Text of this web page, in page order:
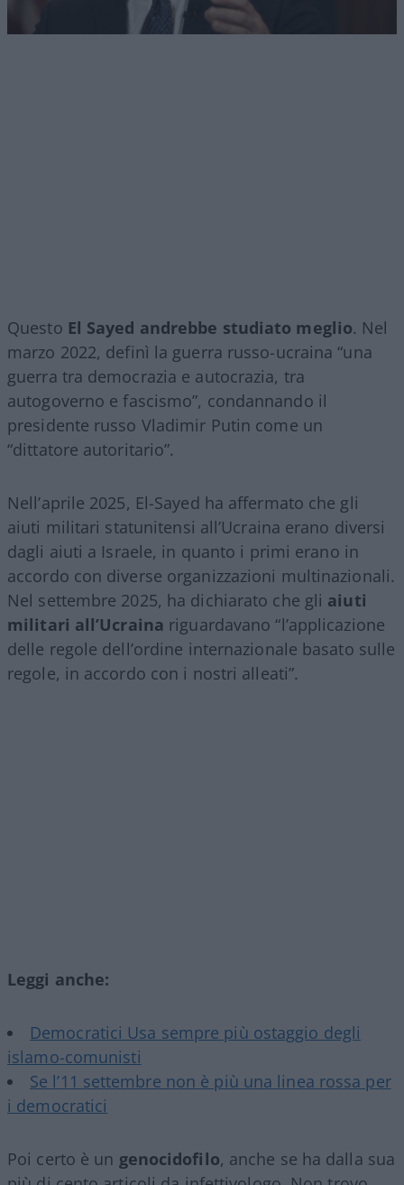
Questo El Sayed andrebbe studiato meglio. Nel
marzo 2022, definì la guerra russo-ucraina “una
guerra tra democrazia e autocrazia, tra
autogoverno e fascismo”, condannando il
presidente russo Vladimir Putin come un
“dittatore autoritario”.
Nell’aprile 2025, El-Sayed ha affermato che gli
aiuti militari statunitensi all’Ucraina erano diversi
dagli aiuti a Israele, in quanto i primi erano in
accordo con diverse organizzazioni multinazionali.
Nel settembre 2025, ha dichiarato che gli aiuti
militari all’Ucraina riguardavano “l’applicazione
delle regole dell’ordine internazionale basato sulle
regole, in accordo con i nostri alleati”.
Leggi anche:
Democratici Usa sempre più ostaggio degli
islamo-comunisti
Se l’11 settembre non è più una linea rossa per
i democratici
Poi certo è un genocidofilo, anche se ha dalla sua